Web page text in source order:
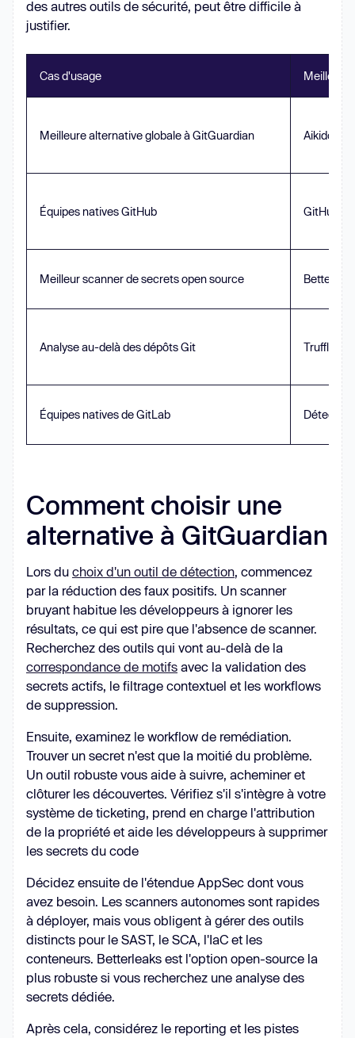
des autres outils de sécurité, peut être difficile à
justifier.
Cas d'usage Meilleur
Meilleure alternative globale à GitGuardian Aikido
Équipes natives GitHub GitHub
Meilleur scanner de secrets open source
Analyse au-delà des dépôts Git TruffleHog
Équipes natives de GitLab
Comment choisir une
alternative à GitGuardian
Lors du choix d'un outil de détection , commencez
par la réduction des faux positifs. Un scanner
bruyant habitue les développeurs à ignorer les
résultats, ce qui est pire que l'absence de scanner.
Recherchez des outils qui vont au-delà de la
correspondance de motifs avec la validation des
secrets actifs, le filtrage contextuel et les workflows
de suppression.
Ensuite, examinez le workflow de remédiation.
Trouver un secret n'est que la moitié du problème.
Un outil robuste vous aide à suivre, acheminer et
clôturer les découvertes. Vérifiez s'il s'intègre à votre
système de ticketing, prend en charge l'attribution
de la propriété et aide les développeurs à supprimer
les secrets du code
Décidez ensuite de l'étendue AppSec dont vous
avez besoin. Les scanners autonomes sont rapides
à déployer, mais vous obligent à gérer des outils
distincts pour le SAST, le SCA, l'IaC et les
conteneurs. Betterleaks est l'option open-source la
plus robuste si vous recherchez une analyse des
secrets dédiée.
Après cela, considérez le reporting et les pistes